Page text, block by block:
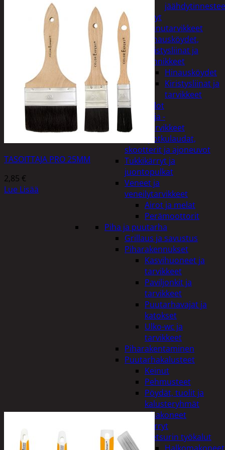
Öljyt
Perävaunutarvikkeet
Hinausköydet,
kiristysliinat ja
kiinnikkeet
Hinausköydet
Kiristysliinat ja
tarvikkeet
Valot
Rengas ja -
vannetarvikkeet
Sähköpotkulaudat,
skootterit ja ajoneuvot
Tukkikärryt ja
juontopulkat
Veneet ja
veneilytarvikkeet
Airot ja melat
Perämoottorit
Piha ja puutarha
Grillaus ja savustus
Piharakennukset
Kasvihuoneet ja
tarvikkeet
Paviljonkit ja
tarvikkeet
Puutarhavajat ja
katokset
Ulko-wc ja
tarvikkeet
Piharakentaminen
Puutarhakalusteet
Keinut
Pehmusteet
Pöydät, tuolit ja
kalusteryhmät
Puutarhakoneet
Kärryt
Metsurin työkalut
TASOITTAJA PRO 25MM
2,85 €
Lue Lisää